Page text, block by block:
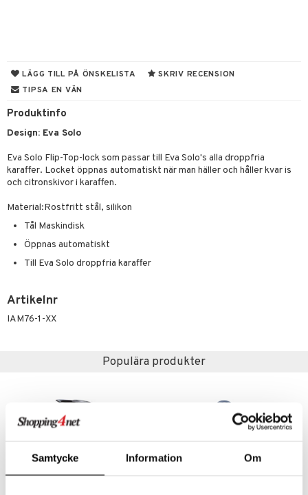
Samtycke Information Om
LÄGG TILL PÅ ÖNSKELISTA
SKRIV RECENSION
TIPSA EN VÄN
Produktinfo
Design: Eva Solo
Eva Solo Flip-Top-lock som passar till Eva Solo's alla droppfria
karaffer. Locket öppnas automatiskt när man häller och håller kvar is
och citronskivor i karaffen.
Material:Rostfritt stål, silikon
Tål Maskindisk
Öppnas automatiskt
Till Eva Solo droppfria karaffer
Artikelnr
IAM76-1-XX
Populära produkter
& Grönsaksknivar
Bakformar
& Matare
insektsskydd